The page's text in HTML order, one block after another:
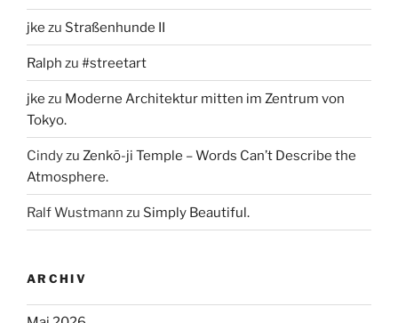
jke zu Straßenhunde II
Ralph zu #streetart
jke zu Moderne Architektur mitten im Zentrum von
Tokyo.
Cindyzu Zenkō-ji Temple – Words Can’t Describe the
Atmosphere.
Ralf Wustmann zu Simply Beautiful.
ARCHIV